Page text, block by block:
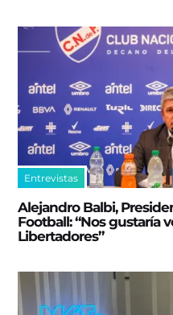
Entrevistas
Alejandro Balbi,
Football: “Nos gustaría
Libertadores”